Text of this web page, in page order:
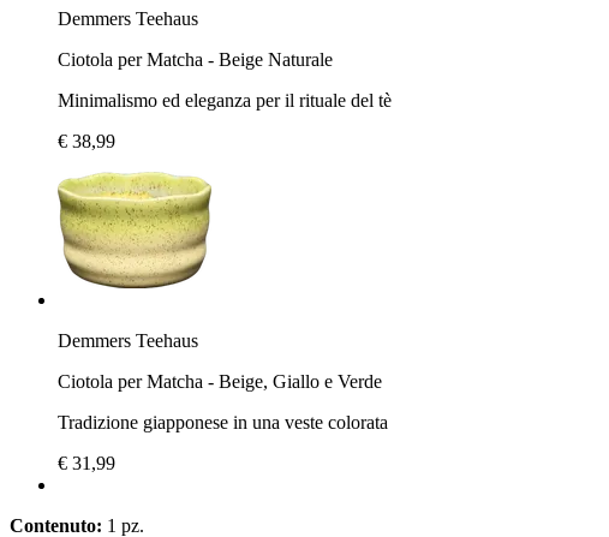
Demmers Teehaus
Ciotola per Matcha - Beige Naturale
Minimalismo ed eleganza per il rituale del tè
€ 38,99
Demmers Teehaus
Ciotola per Matcha - Beige, Giallo e Verde
Tradizione giapponese in una veste colorata
€ 31,99
Contenuto: 1 pz.